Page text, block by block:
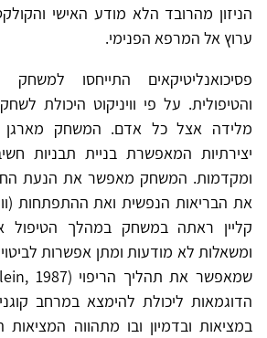
הניזון מהרובד הלא מודע האישי
ערוץ אל המרפא הפנימי.
פסיכואנליטיקאים התייחסו
והטיפולית. על פי וויניקוט היכולת
מלידה אצל כל אדם. המשחק
יצירתיות המאפשרת בניית תבניות
ומקדמות. המשחק מאפשר את הנעת
קליין ראתה במשחק במהלך הטיפול
ומשאלות לא מודעות ומתן אפשרות
הדוגמאות ליכולת להימצא במרחב
במציאות ובדמיון ובו מתהווה המציאות